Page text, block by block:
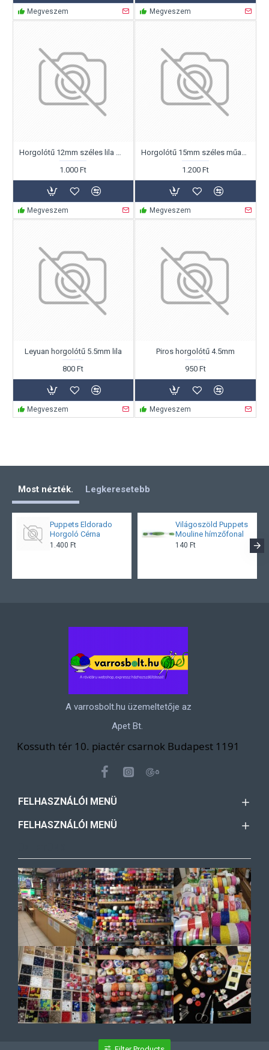
Megveszem Megveszem
1.000 Ft
Megveszem
1.200 Ft
Megveszem
Leyuan horgolótű 5.5mm lila
800 Ft
Megveszem
Piros horgolótű 4.5mm
950 Ft
Megveszem
Most nézték. Legkeresetebb
Puppets Eldorado
Horgoló Cérna
1.400 Ft
Világoszöld Puppets
Mouline hímzőfonal
140 Ft
A varrosbolt.hu üzemeltetője az
Apet Bt.
Kossuth tér 10. piactér csarnok Budapest 1191
FELHASZNÁLÓI MENÜ
FELHASZNÁLÓI MENÜ